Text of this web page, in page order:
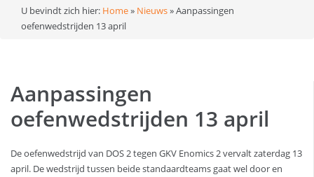
U bevindt zich hier: Home» Nieuws»Aanpassingen
oefenwedstrijden 13 april
Aanpassingen
oefenwedstrijden 13 april
De oefenwedstrijd van DOS 2 tegen GKV Enomics 2 vervalt zaterdag 13
april. De wedstrijd tussen beide standaardteams gaat wel door en